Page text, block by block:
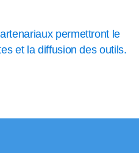
permettront le
et la diffusion des outils.